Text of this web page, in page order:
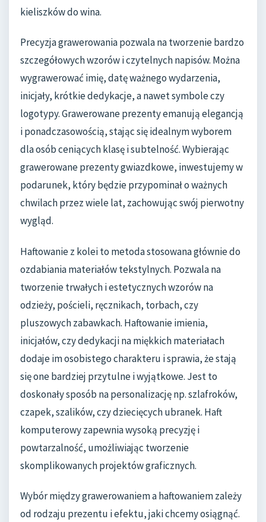
kieliszków do wina.
Precyzja grawerowania pozwala na tworzenie bardzo
szczegółowych wzorów i czytelnych napisów. Można
wygrawerować imię, datę ważnego wydarzenia,
inicjały, krótkie dedykacje, a nawet symbole czy
logotypy. Grawerowane prezenty emanują elegancją
i ponadczasowością, stając się idealnym wyborem
dla osób ceniących klasę i subtelność. Wybierając
grawerowane prezenty gwiazdkowe, inwestujemy w
podarunek, który będzie przypominał o ważnych
chwilach przez wiele lat, zachowując swój pierwotny
wygląd.
Haftowanie z kolei to metoda stosowana głównie do
ozdabiania materiałów tekstylnych. Pozwala na
tworzenie trwałych i estetycznych wzorów na
odzieży, pościeli, ręcznikach, torbach, czy
pluszowych zabawkach. Haftowanie imienia,
inicjałów, czy dedykacji na miękkich materiałach
dodaje im osobistego charakteru i sprawia, że stają
się one bardziej przytulne i wyjątkowe. Jest to
doskonały sposób na personalizację np. szlafroków,
czapek, szalików, czy dziecięcych ubranek. Haft
komputerowy zapewnia wysoką precyzję i
powtarzalność, umożliwiając tworzenie
skomplikowanych projektów graficznych.
Wybór między grawerowaniem a haftowaniem zależy
od rodzaju prezentu i efektu, jaki chcemy osiągnąć.